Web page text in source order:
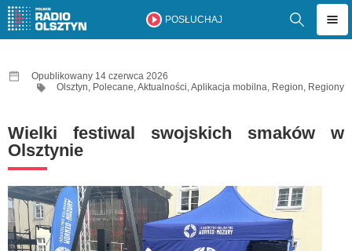
POSŁUCHAJ
Opublikowany 14 czerwca 2026
Olsztyn, Polecane,Aktualności,Aplikacja mobilna, Region, Regiony
Wielki festiwal swojskich smaków w
Olsztynie